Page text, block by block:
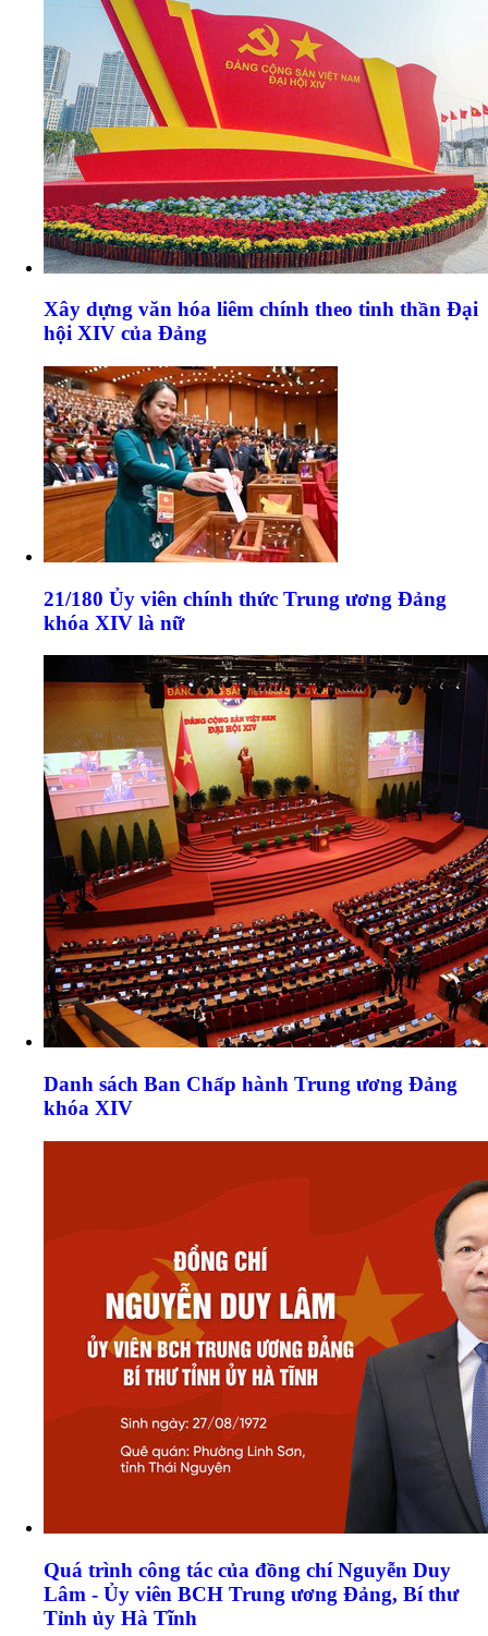
Xây dựng văn hóa liêm chính theo tinh thần Đại
hội XIV của Đảng
21/180 Ủy viên chính thức Trung ương Đảng
khóa XIV là nữ
Danh sách Ban Chấp hành Trung ương Đảng
khóa XIV
Quá trình công tác của đồng chí Nguyễn Duy
Lâm - Ủy viên BCH Trung ương Đảng, Bí thư
Tỉnh ủy Hà Tĩnh